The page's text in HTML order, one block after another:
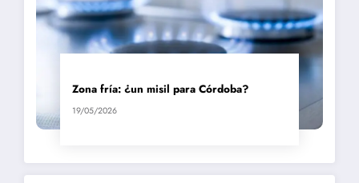
Zona fría: ¿un misil para Córdoba?
19/05/2026